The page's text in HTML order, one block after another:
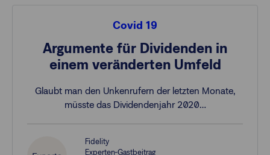
Covid 19
Argumente für Dividenden in
einem veränderten Umfeld
Glaubt man den Unkenrufern der letzten Monate,
müsste das Dividendenjahr 2020…
Fidelity
Experten-Gastbeitrag